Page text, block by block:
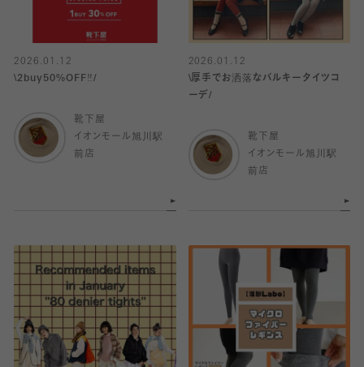
2026.01.12
\2buy50%OFF‼️/
靴下屋
イオンモール旭川駅
前店
2026.01.12
\厚手でお洒落なバルキータイツコ
ーデ/
靴下屋
イオンモール旭川駅
前店